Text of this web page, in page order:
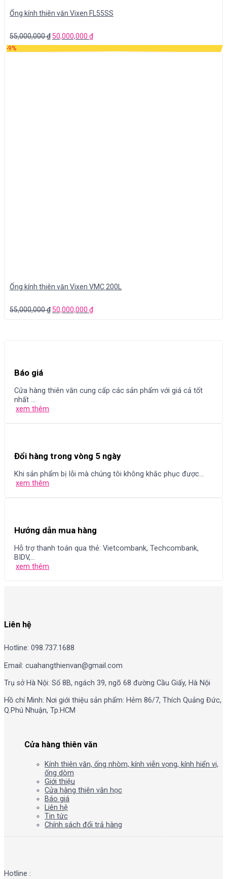
Ống kính thiên văn Vixen FL55SS
55,000,000₫ 50,000,000 ₫
-9%
Ống kính thiên văn Vixen VMC 200L
55,000,000₫ 50,000,000 ₫
Báo giá
Cửa hàng thiên văn cung cấp các sản phẩm với giá cả tốt
nhất ...
xem thêm
Đổi hàng trong vòng 5 ngày
Khi sản phẩm bị lỗi mà chúng tôi không khắc phục được...
xem thêm
Hướng dẫn mua hàng
Hỗ trợ thanh toán qua thẻ: Vietcombank, Techcombank,
BIDV,...
xem thêm
Liên hệ
Hotline: 098.737.1688
Email: cuahangthienvan@gmail.com
Trụ sở Hà Nội: Số 8B, ngách 39, ngõ 68 đường Cầu Giấy, Hà Nội
Hồ chí Minh: Nơi giới thiệu sản phẩm: Hẻm 86/7, Thích Quảng Đức,
Q.Phú Nhuận, Tp.HCM
Cửa hàng thiên văn
Kính thiên văn, ống nhòm, kính viễn vọng, kính hiển vi,
ống dòm
Giới thiệu
Cửa hàng thiên văn học
Báo giá
Liên hệ
Tin tức
Chính sách đổi trả hàng
Hotline :